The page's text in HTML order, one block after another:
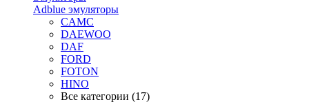
Adblue эмуляторы
CAMC
DAEWOO
DAF
FORD
FOTON
HINO
Все категории (17)